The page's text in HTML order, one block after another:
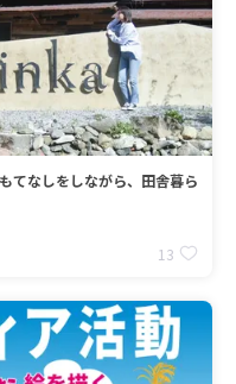
てなしをしながら、田舎暮ら
13